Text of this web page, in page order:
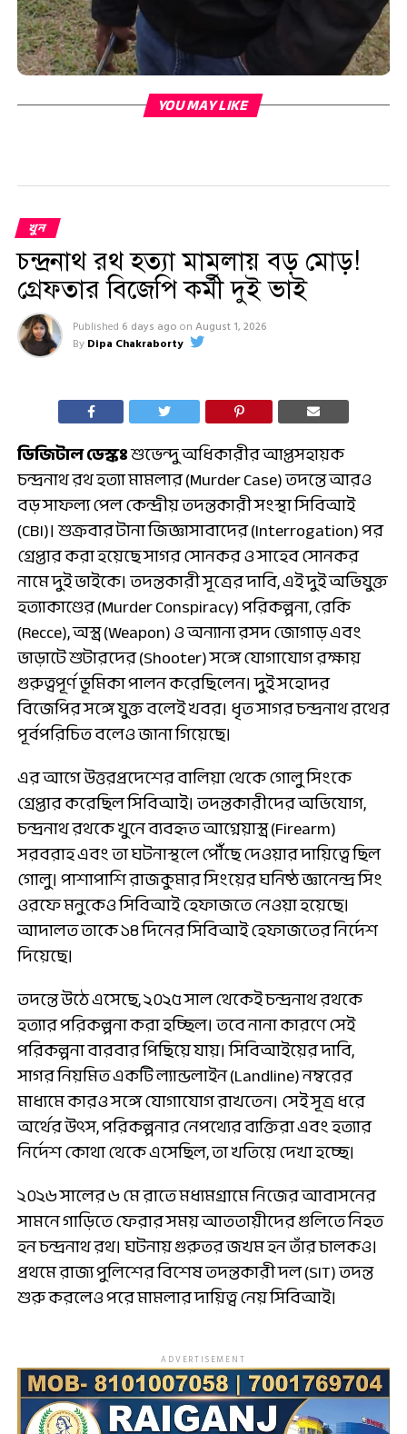
YOU MAY LIKE
খুন
চন্দ্রনাথ রথ হত্যা মামলায় বড় মোড়!
গ্রেফতার বিজেপি কর্মী দুই ভাই
Published 6 days ago on August 1, 2026
By Dipa Chakraborty
ডিজিটাল ডেস্কঃশুভেন্দু অধিকারীর আপ্তসহায়ক
চন্দ্রনাথ রথ হত্যা মামলার (Murder Case) তদন্তে আরও
বড় সাফল্য পেল কেন্দ্রীয় তদন্তকারী সংস্থা সিবিআই
(CBI)। শুক্রবার টানা জিজ্ঞাসাবাদের (Interrogation) পর
গ্রেপ্তার করা হয়েছে সাগর সোনকর ও সাহেব সোনকর
নামে দুই ভাইকে। তদন্তকারী সূত্রের দাবি, এই দুই অভিযুক্ত
হত্যাকাণ্ডের (Murder Conspiracy) পরিকল্পনা, রেকি
(Recce), অস্ত্র (Weapon) ও অন্যান্য রসদ জোগাড় এবং
ভাড়াটে শুটারদের (Shooter) সঙ্গে যোগাযোগ রক্ষায়
গুরুত্বপূর্ণ ভূমিকা পালন করেছিলেন। দুই সহোদর
বিজেপির সঙ্গে যুক্ত বলেই খবর। ধৃত সাগর চন্দ্রনাথ রথের
পূর্বপরিচিত বলেও জানা গিয়েছে।
এর আগে উত্তরপ্রদেশের বালিয়া থেকে গোলু সিংকে
গ্রেপ্তার করেছিল সিবিআই। তদন্তকারীদের অভিযোগ,
চন্দ্রনাথ রথকে খুনে ব্যবহৃত আগ্নেয়াস্ত্র (Firearm)
সরবরাহ এবং তা ঘটনাস্থলে পৌঁছে দেওয়ার দায়িত্বে ছিল
গোলু। পাশাপাশি রাজকুমার সিংয়ের ঘনিষ্ঠ জ্ঞানেন্দ্র সিং
ওরফে মনুকেও সিবিআই হেফাজতে নেওয়া হয়েছে।
আদালত তাকে ১৪ দিনের সিবিআই হেফাজতের নির্দেশ
দিয়েছে।
তদন্তে উঠে এসেছে, ২০২৫ সাল থেকেই চন্দ্রনাথ রথকে
হত্যার পরিকল্পনা করা হচ্ছিল। তবে নানা কারণে সেই
পরিকল্পনা বারবার পিছিয়ে যায়। সিবিআইয়ের দাবি,
সাগর নিয়মিত একটি ল্যান্ডলাইন (Landline) নম্বরের
মাধ্যমে কারও সঙ্গে যোগাযোগ রাখতেন। সেই সূত্র ধরে
অর্থের উৎস, পরিকল্পনার নেপথ্যের ব্যক্তিরা এবং হত্যার
নির্দেশ কোথা থেকে এসেছিল, তা খতিয়ে দেখা হচ্ছে।
২০২৬ সালের ৬ মে রাতে মধ্যমগ্রামে নিজের আবাসনের
সামনে গাড়িতে ফেরার সময় আততায়ীদের গুলিতে নিহত
হন চন্দ্রনাথ রথ। ঘটনায় গুরুতর জখম হন তাঁর চালকও।
প্রথমে রাজ্য পুলিশের বিশেষ তদন্তকারী দল (SIT) তদন্ত
শুরু করলেও পরে মামলার দায়িত্ব নেয় সিবিআই।
ADVERTISEMENT